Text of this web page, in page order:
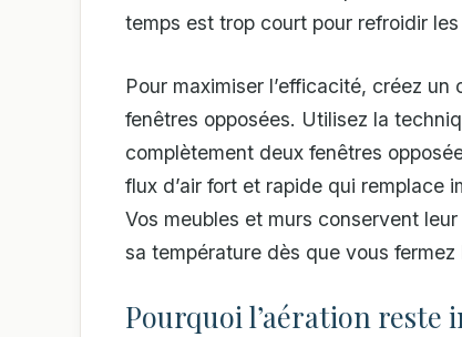
temps est trop court pour refroidir
Pour maximiser l’efficacité, créez
fenêtres opposées. Utilisez la
complètement deux fenêtres
flux d’air fort et rapide qui remplace
Vos meubles et murs conservent
sa température dès que vous fermez
Pourquoi l’aération reste